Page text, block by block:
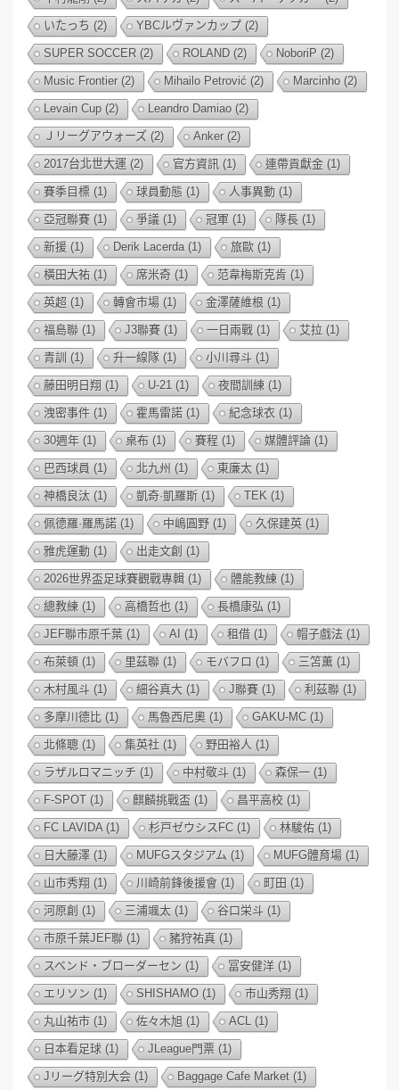
いたっち (2) YBCルヴァンカップ (2)
SUPER SOCCER (2) ROLAND (2) NoboriP (2)
Music Frontier(2) Mihailo Petrović (2) Marcinho (2)
Levain Cup (2) Leandro Damiao (2)
Ｊリーグアウォーズ (2) Anker(2)
2017台北世大運 (2) 官方資訊 (1) 連帶貢獻金 (1)
賽季目標 (1) 球員動態 (1) 人事異動 (1)
亞冠聯賽 (1) 爭議 (1) 冠軍 (1) 隊長 (1)
新援 (1) Derik Lacerda (1) 旅歐 (1)
橫田大祐 (1) 席米奇 (1) 范韋梅斯克肯 (1)
英超 (1) 轉會市場 (1) 金澤薩維根 (1)
福島聯 (1) J3聯賽 (1) 一日兩戰 (1) 艾拉 (1)
青訓 (1) 升一線隊 (1) 小川尋斗 (1)
藤田明日翔 (1) U-21 (1) 夜間訓練 (1)
洩密事件 (1) 霍馬雷諾 (1) 紀念球衣 (1)
30週年 (1) 桌布 (1) 賽程 (1) 媒體評論 (1)
巴西球員 (1) 北九州 (1) 東廉太 (1)
神橋良汰 (1) 凱奇·凱羅斯 (1) TEK (1)
佩德羅·羅馬諾 (1) 中嶋圓野 (1) 久保建英 (1)
雅虎運動 (1) 出走文創 (1)
2026世界盃足球賽觀戰專輯 (1) 體能教練 (1)
總教練 (1) 高橋哲也 (1) 長橋康弘 (1)
JEF聯市原千葉 (1) AI (1) 租借 (1) 帽子戲法 (1)
布萊頓 (1) 里茲聯 (1) モバフロ (1) 三笘薫 (1)
木村風斗 (1) 細谷真大 (1) J聯賽 (1) 利茲聯 (1)
多摩川德比 (1) 馬魯西尼奧 (1) GAKU-MC (1)
北條聰 (1) 集英社 (1) 野田裕人 (1)
ラザルロマニッチ (1) 中村敬斗 (1) 森保一 (1)
F-SPOT (1) 麒麟挑戰盃 (1) 昌平高校 (1)
FC LAVIDA (1) 杉戸ゼウシスFC (1) 林駿佑 (1)
日大藤澤 (1) MUFGスタジアム (1) MUFG體育場 (1)
山市秀翔 (1) 川崎前鋒後援會 (1) 町田 (1)
河原創 (1) 三浦颯太 (1) 谷口栄斗 (1)
市原千葉JEF聯 (1) 豬狩祐真 (1)
スベンド・ブローダーセン (1) 冨安健洋 (1)
エリソン (1) SHISHAMO (1) 市山秀翔 (1)
丸山祐市 (1) 佐々木旭 (1) ACL (1)
日本看足球 (1) JLeague門票 (1)
Jリーグ特別大会 (1) Baggage Cafe Market (1)